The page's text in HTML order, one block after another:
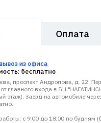
Оплата
из офиса
бесплатно
проспект Андропова, д. 22.
от главного входа в БЦ
этаж). Заезд на автомобиле
с 9:00 до 18:00 по будням